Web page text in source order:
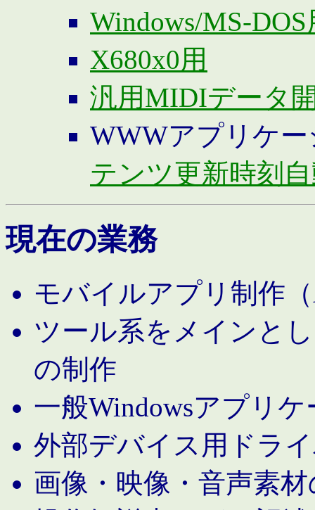
Windows/MS-DOS
X680x0用
汎用MIDIデータ
WWWアプリケ
テンツ更新時刻
現在の業務
モバイルアプリ制作
ツール系をメインと
の制作
一般Windowsアプリ
外部デバイス用ドラ
画像・映像・音声素